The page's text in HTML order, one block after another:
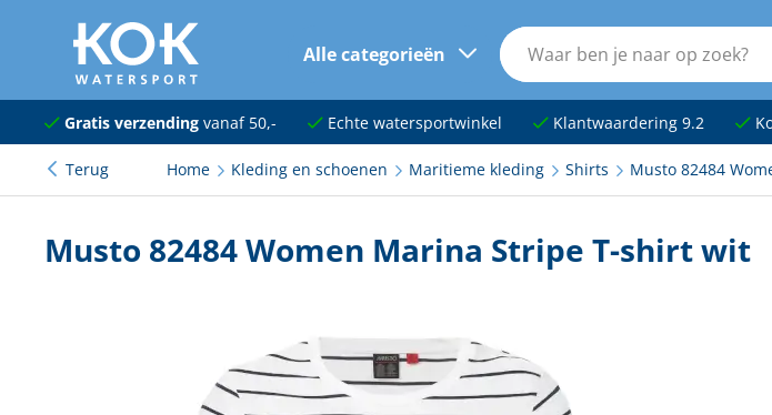
naar hoofdinhoud
Alle categorieën
Navigatie
Dekuitrusting
Kleding en schoenen
Gratis verzendingvanaf 50,- Echte watersportwinkel Klantwaardering 9.2
Terug Home Kleding en schoenen Maritieme kleding Shirts Musto 82484
Musto 82484 Women Marina Stripe T-shirt wit